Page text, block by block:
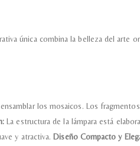
única combina la belleza del arte
los mosaicos. Los
La estructura de la lámpara está
y atractiva. Diseño Compacto y